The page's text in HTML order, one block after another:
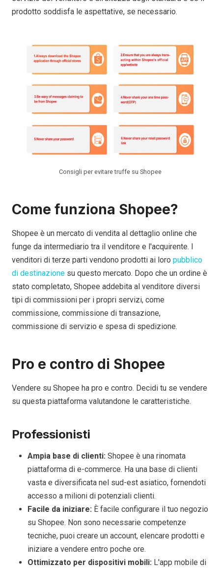
prodotto soddisfa le aspettative, se necessario.
Consigli per evitare truffe su Shopee
Come funziona Shopee?
Shopee è un mercato di vendita al dettaglio online che
funge da intermediario tra il venditore e l'acquirente. I
venditori di terze parti vendono prodotti ai loro pubblico
di destinazione su questo mercato. Dopo che un ordine è
stato completato, Shopee addebita al venditore diversi
tipi di commissioni per i propri servizi, come
commissione, commissione di transazione,
commissione di servizio e spesa di spedizione.
Pro e contro di Shopee
Vendere su Shopee ha pro e contro. Decidi tu se vendere
su questa piattaforma valutandone le caratteristiche.
Professionisti
Ampia base di clienti: Shopee è una rinomata
piattaforma di e-commerce. Ha una base di clienti
vasta e diversificata nel sud-est asiatico, fornendoti
accesso a milioni di potenziali clienti.
Facile da iniziare: È facile configurare il tuo negozio
su Shopee. Non sono necessarie competenze
tecniche, puoi creare un account, elencare prodotti e
iniziare a vendere entro poche ore.
Ottimizzato per dispositivi mobili: L'app mobile di